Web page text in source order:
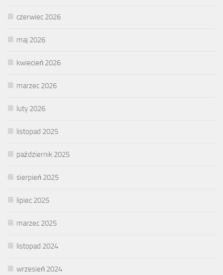
czerwiec 2026
maj 2026
kwiecień 2026
marzec 2026
luty 2026
listopad 2025
październik 2025
sierpień 2025
lipiec 2025
marzec 2025
listopad 2024
wrzesień 2024